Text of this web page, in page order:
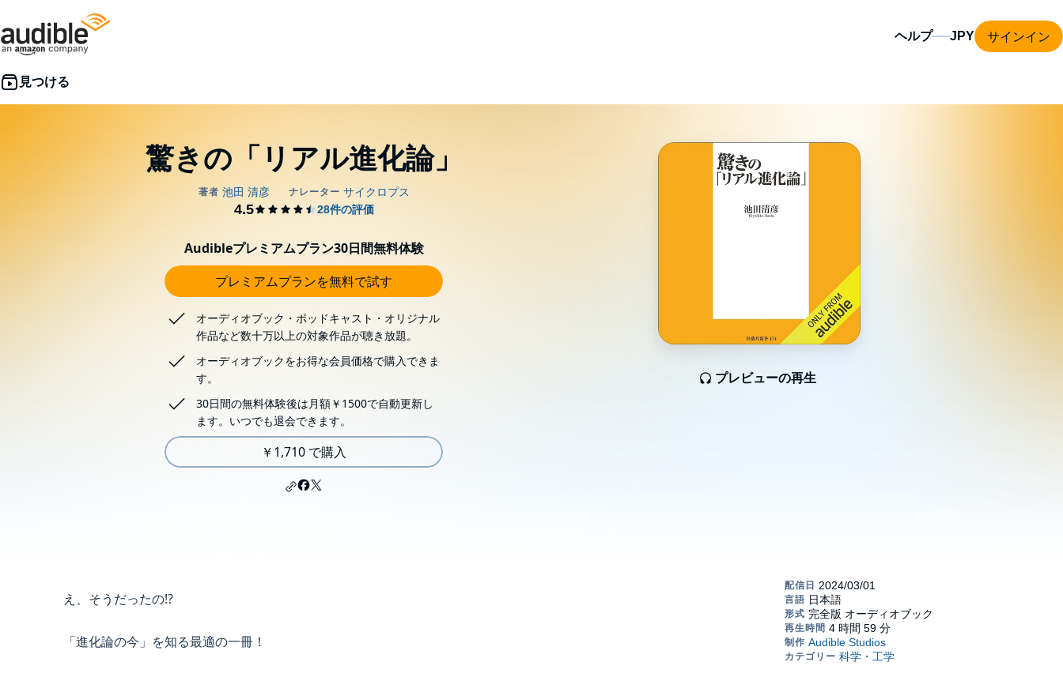
ヘルプ サインイン
驚きの「リアル進化論」
プレビューの再生
Audibleプレミアムプラン30日間無料体験
プレミアムプランを無料で試す
オーディオブック・ポッドキャスト・オリジナル
作品など数十万以上の対象作品が聴き放題。
オーディオブックをお得な会員価格で購入できま
す。
30日間の無料体験後は月額￥1500で自動更新し
ます。いつでも退会できます。
￥1,710 で購入
え、そうだったの⁉
「進化論の今」を知る最適の一冊！